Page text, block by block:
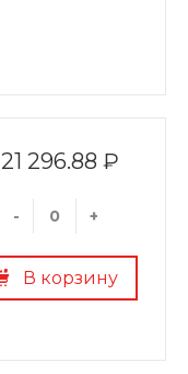
296.88 ₽
- +
В корзину